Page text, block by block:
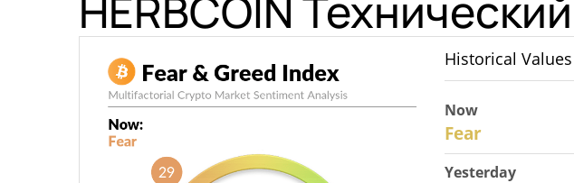
Historical Values
Now
Fear
Yesterday